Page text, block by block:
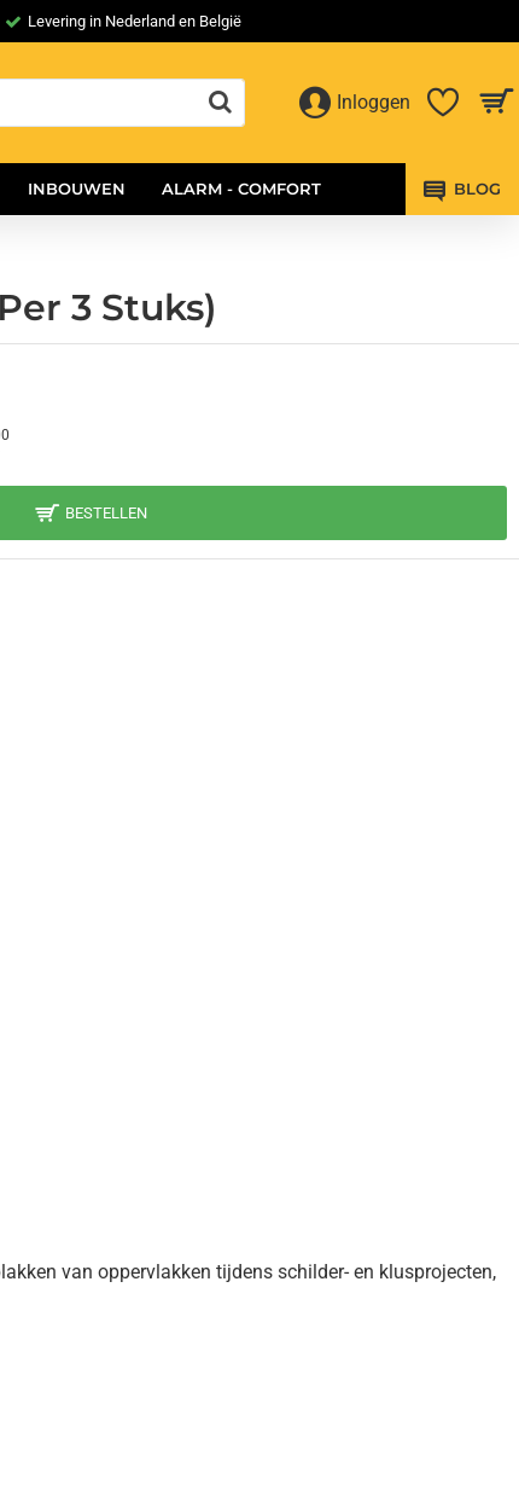
Levering in Nederland en België
Inloggen
INBOUWEN ALARM - COMFORT BLOG
3 Stuks)
BESTELLEN
van oppervlakken tijdens schilder- en klusprojecten,